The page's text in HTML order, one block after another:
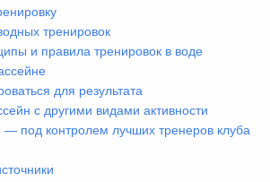
тренировок
и правила тренировок в воде
для результата
с другими видами активности
под контролем лучших тренеров клуба